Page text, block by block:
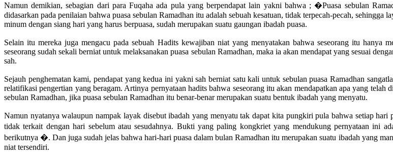
Namun demikian, sebagian dari para Fuqaha ada pula yang berpendapat lain yakni bahwa ; �Puasa sebulan
didasarkan pada penilaian bahwa puasa sebulan Ramadhan itu adalah sebuah kesatuan, tidak terpecah-pecah,
minum dengan siang hari yang harus berpuasa, sudah merupakan suatu gaungan ibadah puasa.
Selain itu mereka juga mengacu pada sebuah Hadits kewajiban niat yang menyatakan bahwa seseorang itu hanya
seseorang sudah sekali berniat untuk melaksanakan puasa sebulan Ramadhan, maka ia akan mendapat yang sesuai
sah.
Sejauh penghematan kami, pendapat yang kedua ini yakni sah berniat satu kali untuk sebulan puasa Ramadhan
relatifikasi pengertian yang beragam. Artinya pernyataan hadits bahwa seseorang itu akan mendapatkan apa yang
sebulan Ramadhan, jika puasa sebulan Ramadhan itu benar-benar merupakan suatu bentuk ibadah yang menyatu.
Namun nyatanya walaupun nampak layak disebut ibadah yang menyatu tak dapat kita pungkiri pula bahwa setiap
tidak terkait dengan hari sebelum atau sesudahnya. Bukti yang paling kongkriet yang mendukung pernyataan ini
berikutnya �. Dan juga sudah jelas bahwa hari-hari puasa dalam bulan Ramadhan itu merupakan suatu ibadah yang
niat tersendiri.